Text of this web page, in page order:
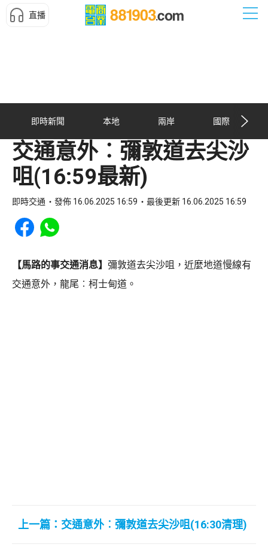
直播
即時新聞 本地 兩岸 國際
交通意外︰彌敦道去尖沙
咀(16:59最新)
即時交通 發佈 16.06.2025 16:59 最後更新 16.06.2025 16:59
Share to Facebook
Share to WhatsApp
【馬路的事交通消息】 彌敦道去尖沙咀，近麼地道慢線有
交通意外，龍尾︰柯士甸道。
上一篇：交通意外︰彌敦道去尖沙咀(16:30清理)